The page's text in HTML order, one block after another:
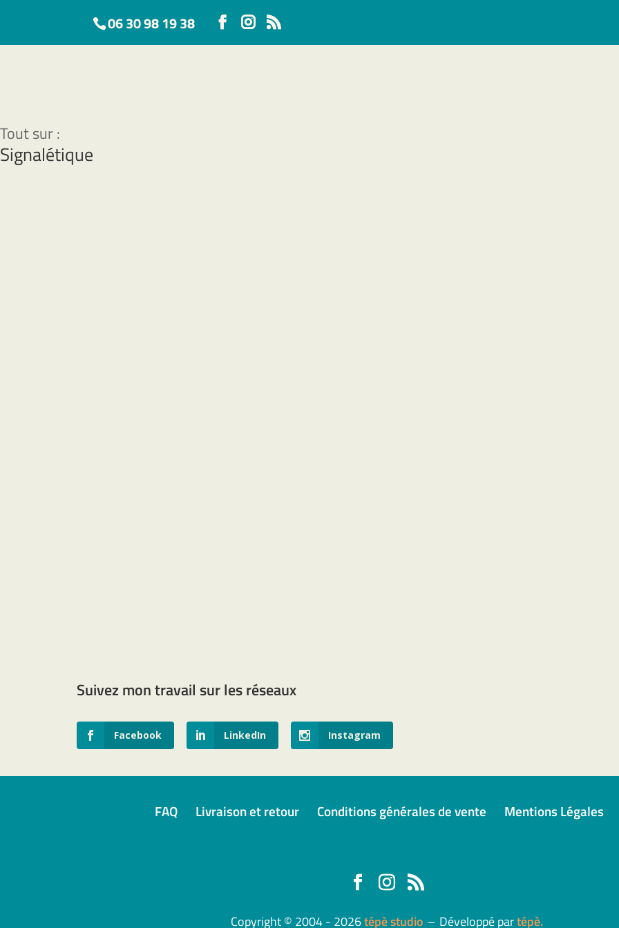
06 30 98 19 38
Signalétique
Suivez mon travail sur les réseaux
Facebook LinkedIn Instagram
FAQ Livraison et retour Conditions générales de vente Mentions Légales
Copyright © 2004 - 2026tépè studio – Développé partépè.